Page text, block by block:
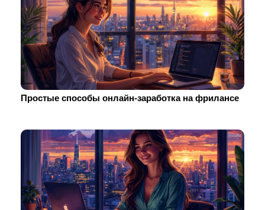
Простые способы онлайн-заработка на фрилансе